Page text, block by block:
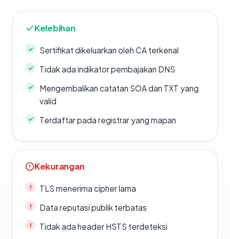
Kelebihan
Sertifikat dikeluarkan oleh CA terkenal
Tidak ada indikator pembajakan DNS
Mengembalikan catatan SOA dan TXT yang
valid
Terdaftar pada registrar yang mapan
Kekurangan
TLS menerima cipher lama
Data reputasi publik terbatas
Tidak ada header HSTS terdeteksi